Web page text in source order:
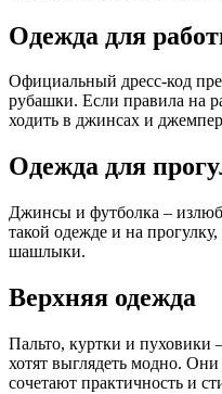
Одежда для
Официальный дресс-код
рубашки. Если правила на
ходить в джинсах и
Одежда для
Джинсы и футболка –
такой одежде и на
шашлыки.
Верхняя одежда
Пальто, куртки и пуховики
хотят выглядеть модно.
сочетают практичность и